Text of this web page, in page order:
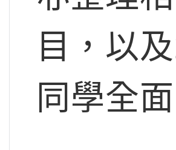
目，以
同學全